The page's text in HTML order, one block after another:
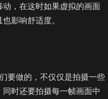
，在这时如果虚拟的画面
影响舒适度。
要做的，不仅仅是拍摄一些
同时还要拍摄每一帧画面中